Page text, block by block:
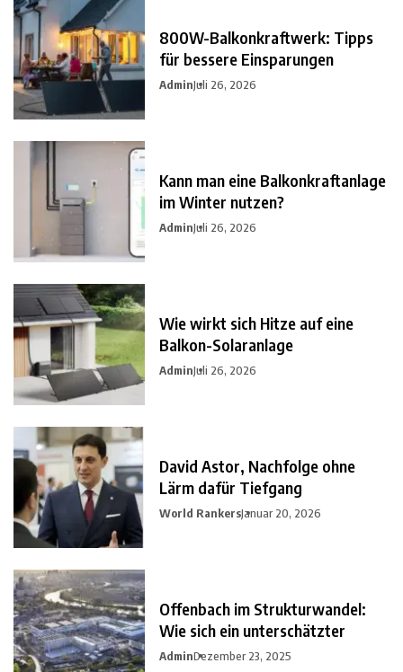
800W-Balkonkraftwerk: Tipps
für bessere Einsparungen
AdminJuli 26, 2026
Kann man eine Balkonkraftanlage
im Winter nutzen?
AdminJuli 26, 2026
Wie wirkt sich Hitze auf eine
Balkon-Solaranlage
AdminJuli 26, 2026
David Astor, Nachfolge ohne
Lärm dafür Tiefgang
World RankersJanuar 20, 2026
Offenbach im Strukturwandel:
Wie sich ein unterschätzter
AdminDezember 23, 2025